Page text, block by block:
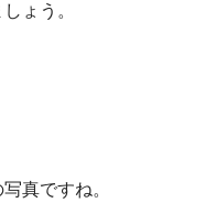
ょう。
真ですね。